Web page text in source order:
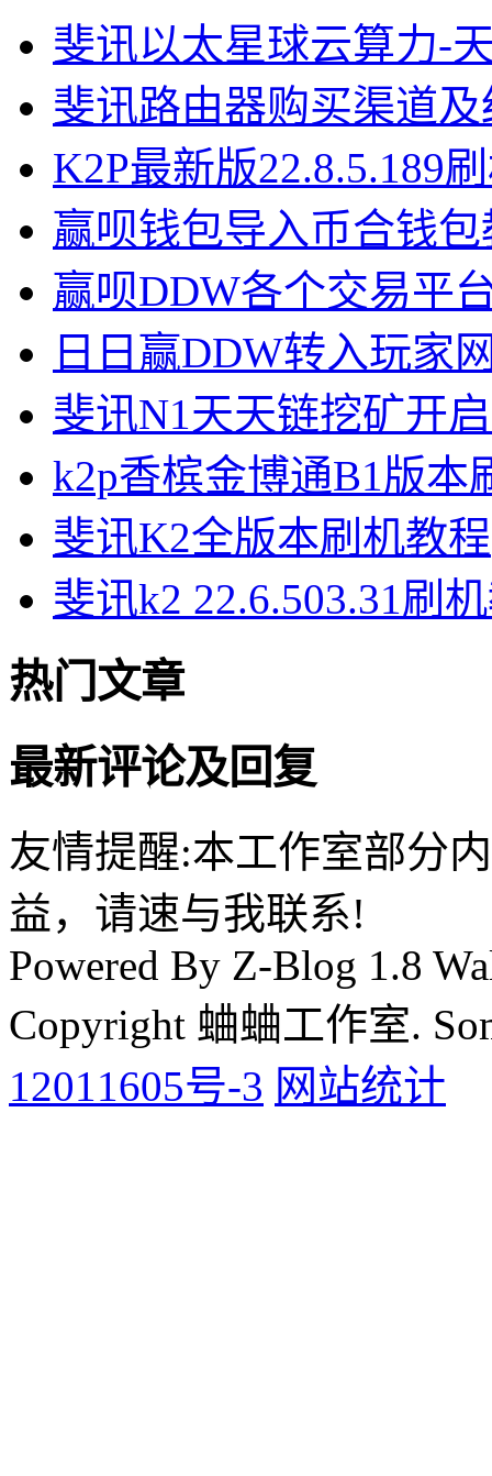
斐讯以太星球云算力-
斐讯路由器购买渠道
K2P最新版22.8.5.189
赢呗钱包导入币合钱包
赢呗DDW各个交易平
日日赢DDW转入玩家
斐讯N1天天链挖矿开
k2p香槟金博通B1版本
斐讯K2全版本刷机教程
斐讯k2 22.6.503.31刷
热门文章
最新评论及回复
友情提醒:本工作室部分
益，请速与我联系!
Powered By Z-Blog 1.8
Copyright 蛐蛐工作室.
12011605号-3 网站统计